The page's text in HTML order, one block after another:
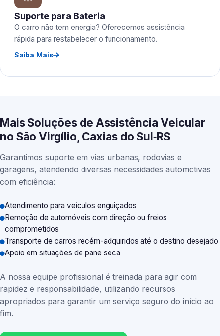
Suporte para Bateria
O carro não tem energia? Oferecemos assistência
rápida para restabelecer o funcionamento.
Saiba Mais
Mais Soluções de Assistência Veicular
no São Virgílio, Caxias do Sul‑RS
Garantimos suporte em vias urbanas, rodovias e
garagens, atendendo diversas necessidades automotivas
com eficiência:
Atendimento para veículos enguiçados
Remoção de automóveis com direção ou freios
comprometidos
Transporte de carros recém-adquiridos até o destino desejado
Apoio em situações de pane seca
A nossa equipe profissional é treinada para agir com
rapidez e responsabilidade, utilizando recursos
apropriados para garantir um serviço seguro do início ao
fim.